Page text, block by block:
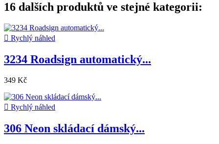
16 dalších produktů ve stejné kategorii:
 Rychlý náhled
3234 Roadsign automatický...
349 Kč
 Rychlý náhled
306 Neon skládací dámský...